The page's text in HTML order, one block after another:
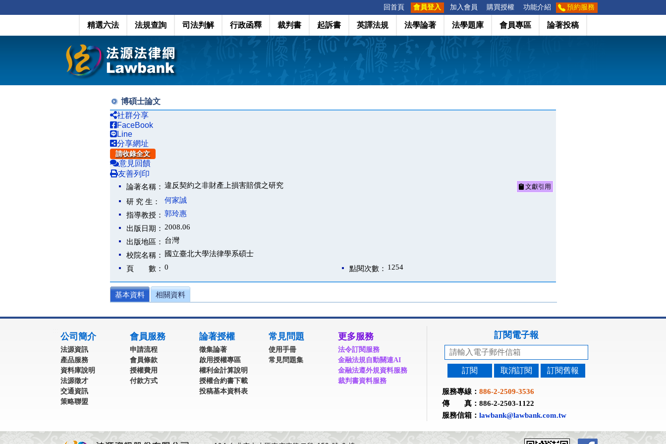
回首頁 會員登入 加入會員 購買授權 功能介紹 預約服務
精選六法 法規查詢 司法判解 行政函釋 裁判書 起訴書 英譯法規 法學論著 法學題庫 會員專區 論著投稿
博碩士論文
社群分享
FaceBook
Line
分享網址
請收錄全文
意見回饋
友善列印
論著名稱： 違反契約之非財產上損害賠償之研究 文獻引用
研 究 生：
何家誠
指導教授： 郭玲惠
出版日期： 2008.06
出版地區： 台灣
校院名稱：
國立臺北大學法律學系碩士
頁 數： 0 點閱次數： 1254
基本資料 相關資料
公司簡介
法源資訊
產品服務
資料庫說明
法源徵才
交通資訊
策略聯盟
會員服務
申請流程
會員條款
授權費用
付款方式
論著授權
徵集論著
啟用授權專區
權利金計算說明
授權合約書下載
投稿基本資料表
常見問題
使用手冊
常見問題集
更多服務
法令訂閱服務
金融法規自動關連AI
金融法遵外規資料服務
裁判書資料服務
訂閱電子報
訂閱 取消訂閱 訂閱舊報
服務專線： 886-2-2509-3536
傳 真：886-2-2503-1122
服務信箱： lawbank@lawbank.com.tw